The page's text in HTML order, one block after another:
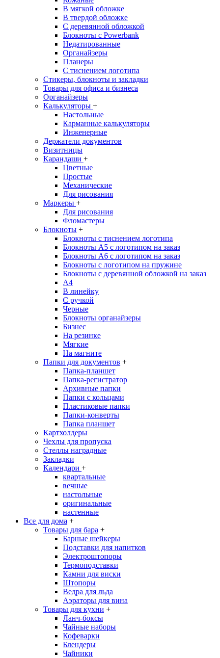
В мягкой обложке
В твердой обложке
С деревянной обложкой
Блокноты с Powerbank
Недатированные
Органайзеры
Планеры
С тиснением логотипа
Стикеры, блокноты и закладки
Товары для офиса и бизнеса
Органайзеры
Калькуляторы +
Настольные
Карманные калькуляторы
Инженерные
Держатели документов
Визитницы
Карандаши +
Цветные
Простые
Механические
Для рисования
Маркеры +
Для рисования
Фломастеры
Блокноты +
Блокноты с тиснением логотипа
Блокноты А5 с логотипом на заказ
Блокноты А6 с логотипом на заказ
Блокноты с логотипом на пружине
Блокноты с деревянной обложкой на заказ
A4
В линейку
С ручкой
Черные
Блокноты органайзеры
Бизнес
На резинке
Мягкие
На магните
Папки для документов +
Папка-планшет
Папка-регистратор
Архивные папки
Папки с кольцами
Пластиковые папки
Папки-конверты
Папка планшет
Картхолдеры
Чехлы для пропуска
Стеллы наградные
Закладки
Календари +
квартальные
вечные
настольные
оригинальные
настенные
Все для дома +
Товары для бара +
Барные шейкеры
Подставки для напитков
Электроштопоры
Термоподставки
Камни для виски
Штопоры
Ведра для льда
Аэраторы для вина
Товары для кухни +
Ланч-боксы
Чайные наборы
Кофеварки
Блендеры
Чайники